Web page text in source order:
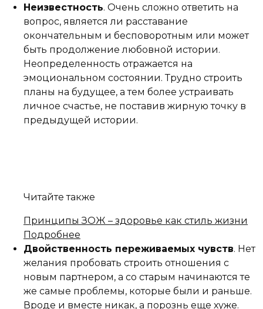
Неизвестность. Очень сложно ответить на
вопрос, является ли расставание
окончательным и бесповоротным или может
быть продолжение любовной истории.
Неопределенность отражается на
эмоциональном состоянии. Трудно строить
планы на будущее, а тем более устраивать
личное счастье, не поставив жирную точку в
предыдущей истории.
Читайте также
Принципы ЗОЖ – здоровье как стиль жизни
Подробнее
Двойственность переживаемых чувств. Нет
желания пробовать строить отношения с
новым партнером, а со старым начинаются те
же самые проблемы, которые были и раньше.
Вроде и вместе никак, а порознь еще хуже.